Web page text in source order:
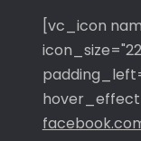
[vc_icon